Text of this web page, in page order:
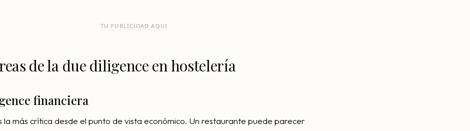
TU PUBLICIDAD AQUI
de la due diligence en hostelería
financiera
la más crítica desde el punto de vista económico. Un restaurante puede parecer